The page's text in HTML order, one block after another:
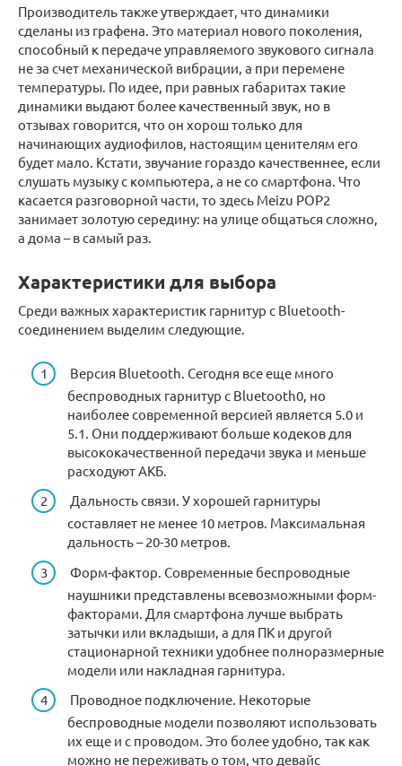
Производитель также утверждает, что динамики
сделаны из графена. Это материал нового поколения,
способный к передаче управляемого звукового сигнала
не за счет механической вибрации, а при перемене
температуры. По идее, при равных габаритах такие
динамики выдают более качественный звук, но в
отзывах говорится, что он хорош только для
начинающих аудиофилов, настоящим ценителям его
будет мало. Кстати, звучание гораздо качественнее, если
слушать музыку с компьютера, а не со смартфона. Что
касается разговорной части, то здесь Meizu POP2
занимает золотую середину: на улице общаться сложно,
а дома – в самый раз.
Характеристики для выбора
Среди важных характеристик гарнитур с Bluetooth-
соединением выделим следующие.
Версия Bluetooth. Сегодня все еще много
беспроводных гарнитур с Bluetooth0, но
наиболее современной версией является 5.0 и
5.1. Они поддерживают больше кодеков для
высококачественной передачи звука и меньше
расходуют АКБ.
Дальность связи. У хорошей гарнитуры
составляет не менее 10 метров. Максимальная
дальность – 20-30 метров.
Форм-фактор. Современные беспроводные
наушники представлены всевозможными форм-
факторами. Для смартфона лучше выбрать
затычки или вкладыши, а для ПК и другой
стационарной техники удобнее полноразмерные
модели или накладная гарнитура.
Проводное подключение. Некоторые
беспроводные модели позволяют использовать
их еще и с проводом. Это более удобно, так как
можно не переживать о том, что девайс